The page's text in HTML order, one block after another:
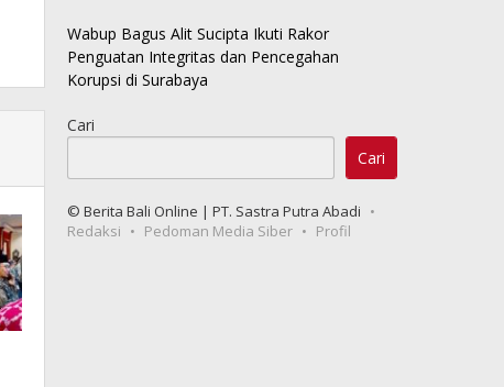
Wabup Bagus Alit Sucipta Ikuti Rakor
Penguatan Integritas dan Pencegahan
Korupsi di Surabaya
Cari
Cari
© Berita Bali Online | PT. Sastra Putra Abadi
Redaksi
Pedoman Media Siber Profil